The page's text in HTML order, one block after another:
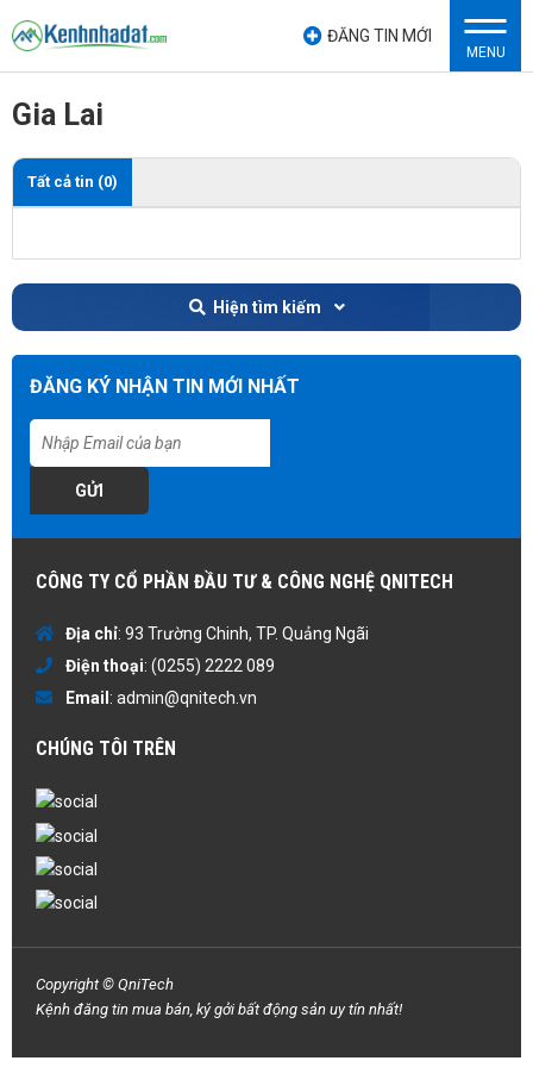
ĐĂNG TIN MỚI
MENU
Gia Lai
Tất cả tin (0)
Hiện tìm kiếm
ĐĂNG KÝ NHẬN TIN MỚI NHẤT
GỬI
CÔNG TY CỔ PHẦN ĐẦU TƯ & CÔNG NGHỆ QNITECH
Địa chỉ: 93 Trường Chinh, TP. Quảng Ngãi
Điện thoại: (0255) 2222 089
Email : admin@qnitech.vn
CHÚNG TÔI TRÊN
Copyright © QniTech
Kệnh đăng tin mua bán, ký gởi bất động sản uy tín nhất!